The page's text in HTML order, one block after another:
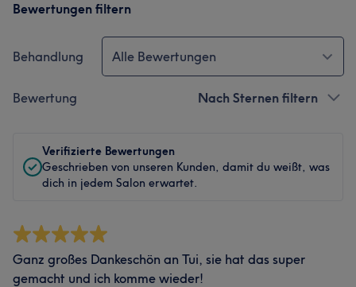
Bewertungen filtern
Behandlung Alle Bewertungen
Bewertung Nach Sternen filtern
Verifizierte Bewertungen
Geschrieben von unseren Kunden, damit du weißt, was
dich in jedem Salon erwartet.
Ganz großes Dankeschön an Tui, sie hat das super
gemacht und ich komme wieder!